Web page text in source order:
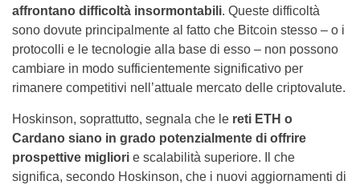
affrontano difficoltà insormontabili. Queste difficoltà
sono dovute principalmente al fatto che Bitcoin stesso – o i
protocolli e le tecnologie alla base di esso – non possono
cambiare in modo sufficientemente significativo per
rimanere competitivi nell’attuale mercato delle criptovalute.
Hoskinson, soprattutto, segnala che le reti ETH o
Cardano siano in grado potenzialmente di offrire
prospettive migliori e scalabilità superiore. Il che
significa, secondo Hoskinson, che i nuovi aggiornamenti di